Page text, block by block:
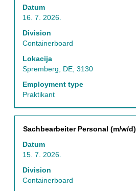
Datum
16. 7. 2026.
Division
Containerboard
Lokacija
Spremberg, DE, 3130
Employment type
Praktikant
da
biste
prikazali
celokupan
informacija
o
poslu.
Naslov
Sachbearbeiter Personal (m/w/d)
Datum
15. 7. 2026.
Division
Containerboard
Izaberite
razmaknicom
da
biste
prikazali